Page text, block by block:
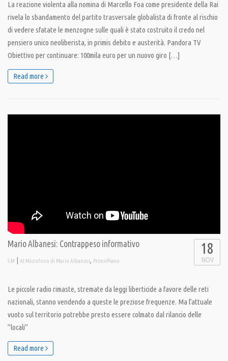
La reazione violenta alla nomina di Marcello Foa come presidente della Rai
rivela lo sbandamento del partito trasversale globalista di fronte al rischio
di vedere sfatate le menzogne sulle quali è stato costruito il credo nel
pensiero unico neoliberista, in primis debito e austerità. Pandora TV
Obiettivo per continuare: 100mila euro per un nuovo giro […]
Read more
Mario Albanesi: Contrappeso informativo
S M | Al Microfono di Mario Albanesi, PrimoPiano
18
NOV
Le piccole radio rimaste, stremate da leggi liberticide a favore delle reti
nazionali, stanno vendendo a queste le preziose frequenze. Ma l’attuale
vuoto sul territorio potrebbe presto essere colmato dal rilancio delle
”locali”
Read more